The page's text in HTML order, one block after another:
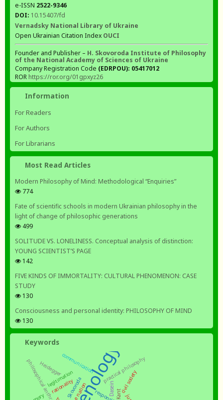
e-ISSN 2522-9346
DOI: 10.15407/fd
Vernadsky National Library of Ukraine
Open Ukrainian Citation Index OUCI
Founder and Publisher – H. Skovoroda Institute of Philosophy
of the National Academy of Sciences of Ukraine
Company Registration Code (EDRPOU): 05417012
ROR https://ror.org/01gpxyz26
Information
For Readers
For Authors
For Librarians
Most Read Articles
Modern Philosophy of Mind: Methodological “Enquiries”
774
Fate of scientific schools in modern Ukrainian philosophy in the
light of change of philosophic generations
499
SOLITUDE VS. LONELINESS. Conceptual analysis of distinction:
YOUNG SCIENTIST’S PAGE
142
FIVE KINDS OF IMMORTALITY: CULTURAL PHENOMENON: CASE
STUDY
130
Consciousness and personal identity: PHILOSOPHY OF MIND
130
Keywords
Kant
philosophical anthropologycommunication
Skovoroda Dasein
practical philosophy
rationality
legitimation civil society
Heidegger